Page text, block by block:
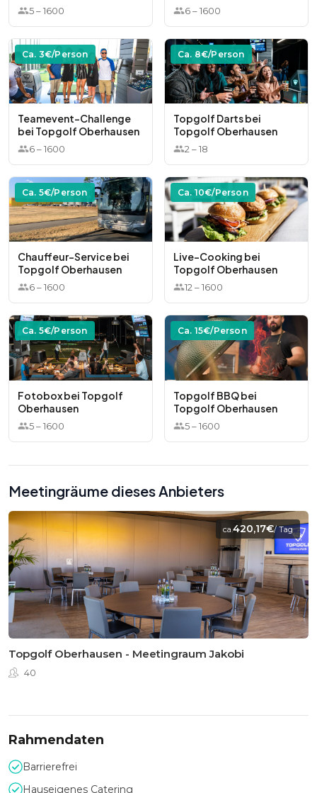
5–1600 6–1600
Ca. 3€/Person
Teamevent-Challenge
bei Topgolf Oberhausen
6–1600
Ca. 8€/Person
Topgolf Darts bei
Topgolf Oberhausen
2 –18
Ca. 5€/Person
Chauffeur-Service bei
Topgolf Oberhausen
6–1600
Ca. 10€/Person
Live-Cooking bei
Topgolf Oberhausen
12–1600
Ca. 5€/Person
Fotobox bei Topgolf
Oberhausen
5–1600
Ca. 15€/Person
Topgolf BBQ bei
Topgolf Oberhausen
5–1600
Meetingräume dieses Anbieters
ca. 420,17€/ Tag
Topgolf Oberhausen - Meetingraum Jakobi
40
Rahmendaten
Barrierefrei
Hauseigenes Catering